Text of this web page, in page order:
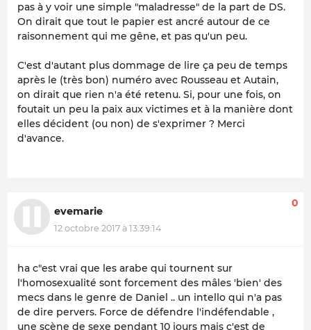
pas à y voir une simple "maladresse" de la part de DS.
On dirait que tout le papier est ancré autour de ce
raisonnement qui me gêne, et pas qu'un peu.
C'est d'autant plus dommage de lire ça peu de temps
après le (très bon) numéro avec Rousseau et Autain,
on dirait que rien n'a été retenu. Si, pour une fois, on
foutait un peu la paix aux victimes et à la manière dont
elles décident (ou non) de s'exprimer ? Merci
d'avance.
evemarie
12 octobre 2017 à 13:39:14
0
ha c"est vrai que les arabe qui tournent sur
l'homosexualité sont forcement des mâles 'bien' des
mecs dans le genre de Daniel .. un intello qui n'a pas
de dire pervers. Force de défendre l'indéfendable ,
une scène de sexe pendant 10 jours mais c'est de